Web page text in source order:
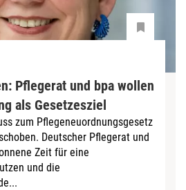
Pflegerat und bpa wollen
als Gesetzesziel
zum Pflegeneuordnungsgesetz
Deutscher Pflegerat und
Zeit für eine
und die